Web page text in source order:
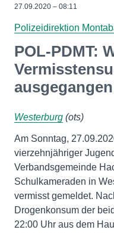
27.09.2020 – 08:11
Polizeidirektion
POL-PDMT:
ausgegangen
Westerburg (ots)
Am Sonntag,
vierzehnjähriger
Verbandsgemeinde
Schulkameraden in
vermisst gemeldet.
Drogenkonsum der
22:00 Uhr aus dem